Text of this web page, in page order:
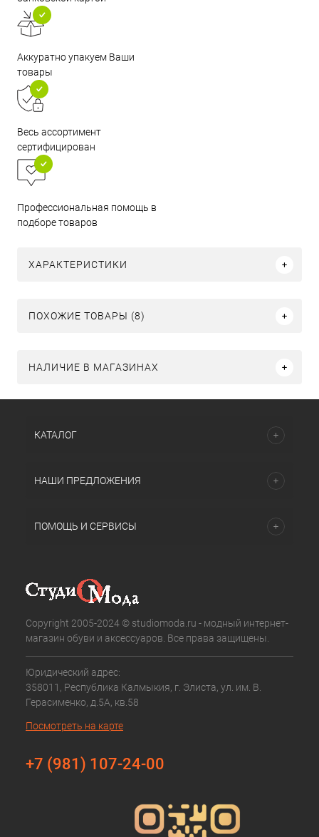
Аккуратно упакуем Ваши
товары
Весь ассортимент
сертифицирован
Профессиональная помощь в
подборе товаров
ХАРАКТЕРИСТИКИ
ПОХОЖИЕ ТОВАРЫ (8)
НАЛИЧИЕ В МАГАЗИНАХ
КАТАЛОГ
НАШИ ПРЕДЛОЖЕНИЯ
ПОМОЩЬ И СЕРВИСЫ
Copyright 2005-2024 © studiomoda.ru - модный интернет-
магазин обуви и аксессуаров. Все права защищены.
Юридический адрес:
358011, Республика Калмыкия, г. Элиста, ул. им. В.
Герасименко, д.5А, кв.58
Посмотреть на карте
+7 (981) 107-24-00